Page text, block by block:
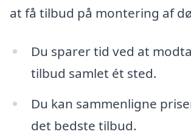
at få tilbud på montering af
Du sparer tid ved at
tilbud samlet ét sted.
Du kan sammenligne
det bedste tilbud.